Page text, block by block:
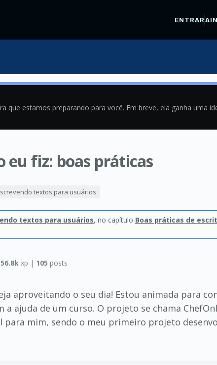
ENTRAR
que estamos preparando para você. Em breve, ela ganha uma
eu fiz: boas práticas
textos para usuários
textos para usuários, no capítulo Boas práticas de
56.8k xp | 105 posts
aproveitando o seu dia! Estou animada para
a ajuda de um curso. O projeto se chama
para mim, sendo o meu primeiro projeto